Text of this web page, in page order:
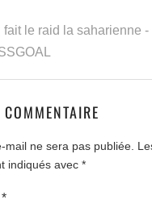
fait le raid la saharienne -
mail ne sera pas publiée.
indiqués avec *
*